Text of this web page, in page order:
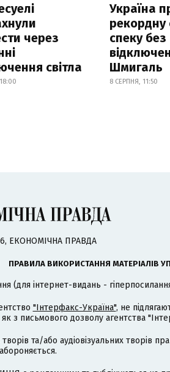
через
світла
Україна
рекордну
спеку без
Шмигаль
8 СЕРПНЯ, 11:50
ЕКОНОМІЧНА ПРАВДА
ПРАВИЛА ВИКОРИСТАННЯ МАТЕРІАЛІВ УП
(для інтернет-видань -
"Інтерфакс-Україна", не
з письмового дозволу агентства
та/або аудіовізуальних творів